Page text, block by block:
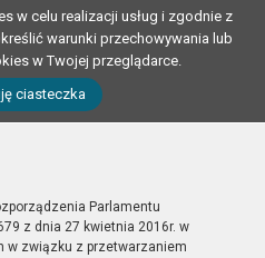
w celu realizacji usług i zgodnie z
warunki przechowywania lub
w Twojej przeglądarce.
ciasteczka
Parlamentu
z dnia 27 kwietnia 2016r. w
w związku z przetwarzaniem